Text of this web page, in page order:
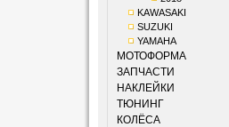
KAWASAKI
SUZUKI
YAMAHA
МОТОФОРМА
ЗАПЧАСТИ
НАКЛЕЙКИ
ТЮНИНГ
КОЛЁСА